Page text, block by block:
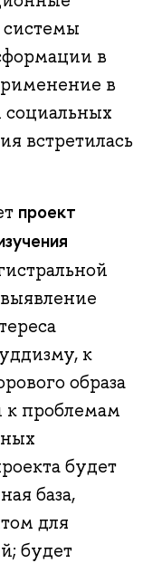
системы
в
в
встретилась
проект
к
образа
к проблемам
будет
база,
для
будет